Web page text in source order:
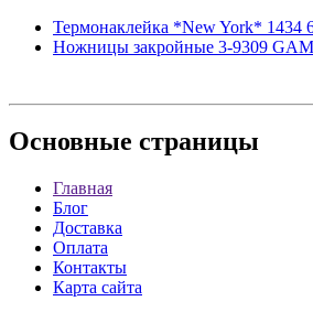
Термонаклейка *New York* 1434
Ножницы закройные 3-9309
Основные страницы
Главная
Блог
Доставка
Оплата
Контакты
Карта сайта